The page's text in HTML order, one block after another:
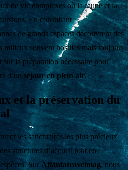
de vie complexes où la faune et la
En consultant
de grands espaces découvrent des
milieux souvent hostiles mais toujours
sur la préparation nécessaire pour
d’un séjour en plein air.
et la préservation du
les sanctuaires les plus précieux
structures d’accueil tout en
Sur Atlantatravelmag, nous